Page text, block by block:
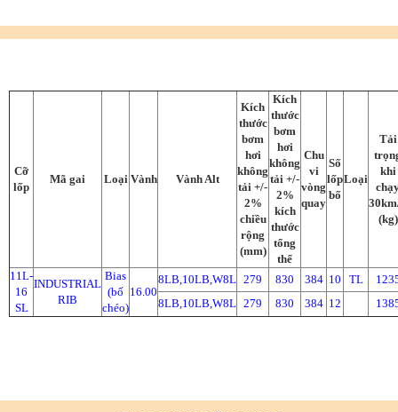
Cỡ
lốp
Mã gai Loại Vành Vành Alt
Kích
thước
bơm
hơi
không
tải +/-
2%
chiều
rộng
(mm)
Kích
thước
bơm
hơi
không
tải +/-
2%
kích
thước
tổng
thể
Chu
vi
vòng
quay
Số
lốp
bố
Loại
Tải
khi
(kg)
11L-
16
SL
INDUSTRIAL
RIB
Bias
(bố
chéo)
16.00
8LB,10LB,W8L 279 830 384 10 TL
8LB,10LB,W8L 279 830 384 12